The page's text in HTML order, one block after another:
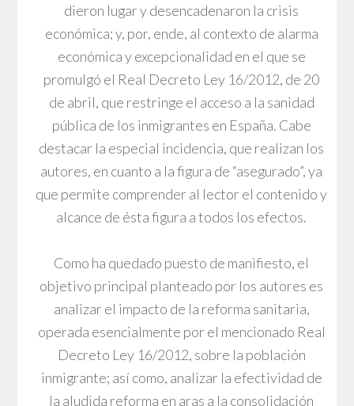
dieron lugar y desencadenaron la crisis
económica; y, por, ende, al contexto de alarma
económica y excepcionalidad en el que se
promulgó el Real Decreto Ley 16/2012, de 20
de abril, que restringe el acceso a la sanidad
pública de los inmigrantes en España. Cabe
destacar la especial incidencia, que realizan los
autores, en cuanto a la figura de “asegurado”, ya
que permite comprender al lector el contenido y
alcance de ésta figura a todos los efectos.
Como ha quedado puesto de manifiesto, el
objetivo principal planteado por los autores es
analizar el impacto de la reforma sanitaria,
operada esencialmente por el mencionado Real
Decreto Ley 16/2012, sobre la población
inmigrante; así como, analizar la efectividad de
la aludida reforma en aras a la consolidación